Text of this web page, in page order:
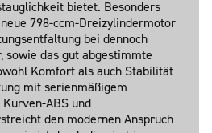
bietet. Besonders
798-ccm-Dreizylindermotor
bei dennoch
sowie das gut abgestimmte
Komfort als auch Stabilität
mit serienmäßigem
ABS und
den modernen Anspruch